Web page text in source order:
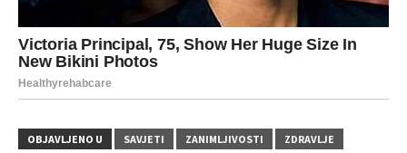
OBJAVLJENO U SAVJETI ZANIMLJIVOSTI ZDRAVLJE